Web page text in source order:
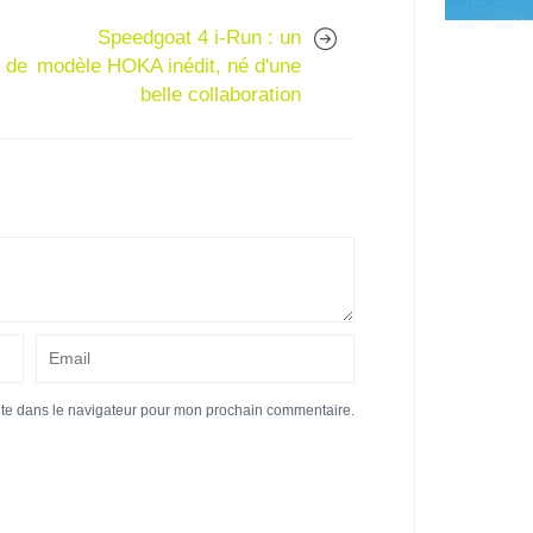
de
Speedgoat 4 i-Run : un
modèle HOKA inédit, né d'une
belle collaboration
dans le navigateur pour mon prochain commentaire.